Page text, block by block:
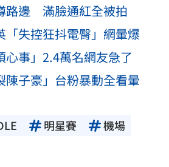
路邊 滿臉通紅全被拍
「失控狂抖電臀」網暈爆
心事」2.4萬名網友急了
陳子豪」台粉暴動全看暈
明星賽
機場